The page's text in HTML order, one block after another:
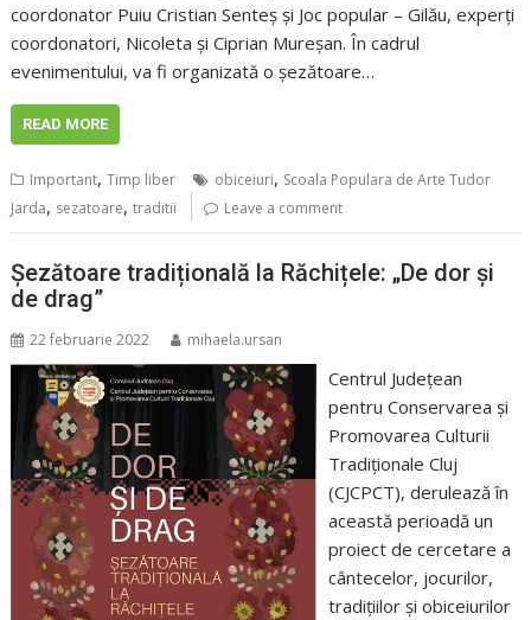
coordonator Puiu Cristian Senteș și Joc popular – Gilău, experți
coordonatori, Nicoleta și Ciprian Mureșan. În cadrul
evenimentului, va fi organizată o șezătoare…
READ MORE
Important,Timp liber obiceiuri, Scoala Populara de Arte Tudor
Jarda, sezatoare,traditii Leave a comment
Șezătoare tradițională la Răchițele: „De dor și
de drag”
22 februarie 2022 mihaela.ursan
Centrul Județean
pentru Conservarea și
Promovarea Culturii
Tradiționale Cluj
(CJCPCT), derulează în
această perioadă un
proiect de cercetare a
cântecelor, jocurilor,
tradițiilor și obiceiurilor